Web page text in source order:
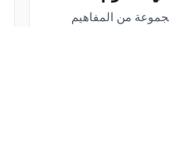
من المفاهيم